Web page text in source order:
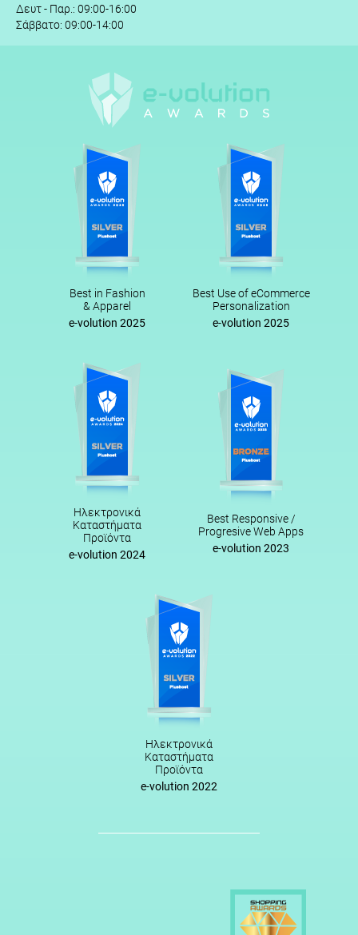
Δευτ - Παρ.: 09:00-16:00
Σάββατο: 09:00-14:00
Best in Fashion
& Apparel
e-volution 2025
Best Use of eCommerce
Personalization
e-volution 2025
Ηλεκτρονικά
Καταστήματα
Προϊόντα
e-volution 2024
Best Responsive /
Progresive Web Apps
e-volution 2023
Ηλεκτρονικά
Καταστήματα
Προϊόντα
e-volution 2022